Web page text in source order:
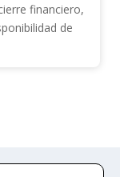
financiero,
de